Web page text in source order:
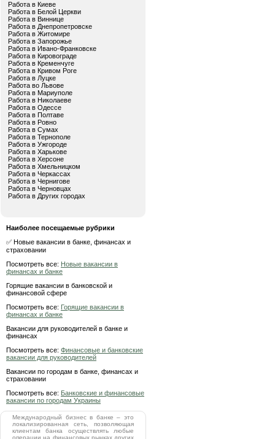
Работа в Киеве
Работа в Белой Церкви
Работа в Виннице
Работа в Днепропетровске
Работа в Житомире
Работа в Запорожье
Работа в Ивано-Франковске
Работа в Кировограде
Работа в Кременчуге
Работа в Кривом Роге
Работа в Луцке
Работа во Львове
Работа в Мариуполе
Работа в Николаеве
Работа в Одессе
Работа в Полтаве
Работа в Ровно
Работа в Сумах
Работа в Тернополе
Работа в Ужгороде
Работа в Харькове
Работа в Херсоне
Работа в Хмельницком
Работа в Черкассах
Работа в Чернигове
Работа в Черновцах
Работа в Других городах
Наиболее посещаемые рубрики
✅ Новые вакансии в банке, финансах и
страховании
Посмотреть все: Новые вакансии в
финансах и банке
Горящие вакансии в банковской и
финансовой сфере
Посмотреть все: Горящие вакансии в
финансах и банке
Вакансии для руководителей в банке и
финансах
Посмотреть все: Финансовые и банковские
вакансии для руководителей
Вакансии по городам в банке, финансах и
страховании
Посмотреть все: Банковские и финансовые
вакансии по городам Украины
Международный бизнес в банке – это
локализированная сеть, позволяющая
клиентам банка осуществлять любые
операции на финансовых рынках других